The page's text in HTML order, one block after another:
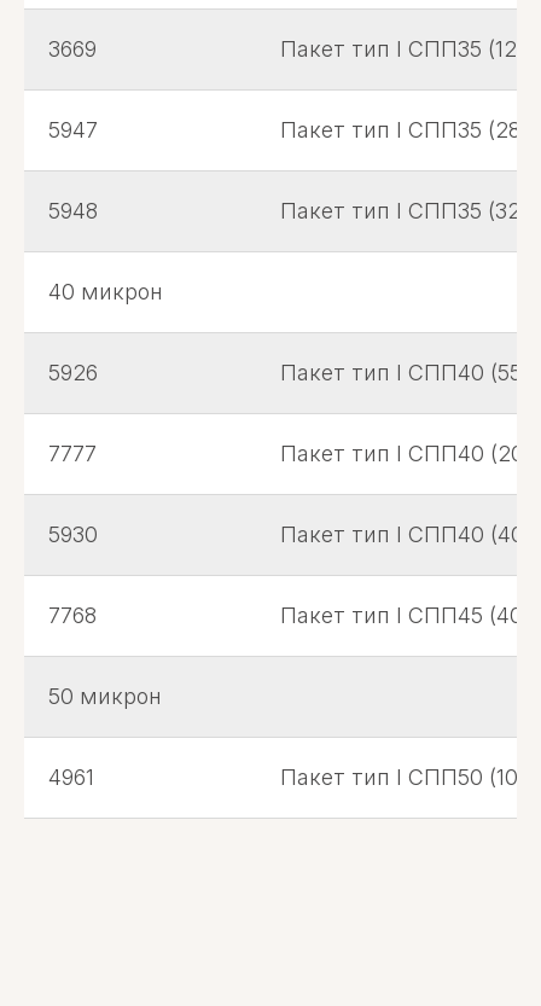
3669 Пакет тип I СПП35
5947 Пакет тип I СПП35
5948 Пакет тип I СПП35
40 микрон
5926 Пакет тип I СПП40
7777 Пакет тип I СПП40
5930 Пакет тип I СПП40
7768 Пакет тип I СПП45
50 микрон
4961 Пакет тип I СПП50